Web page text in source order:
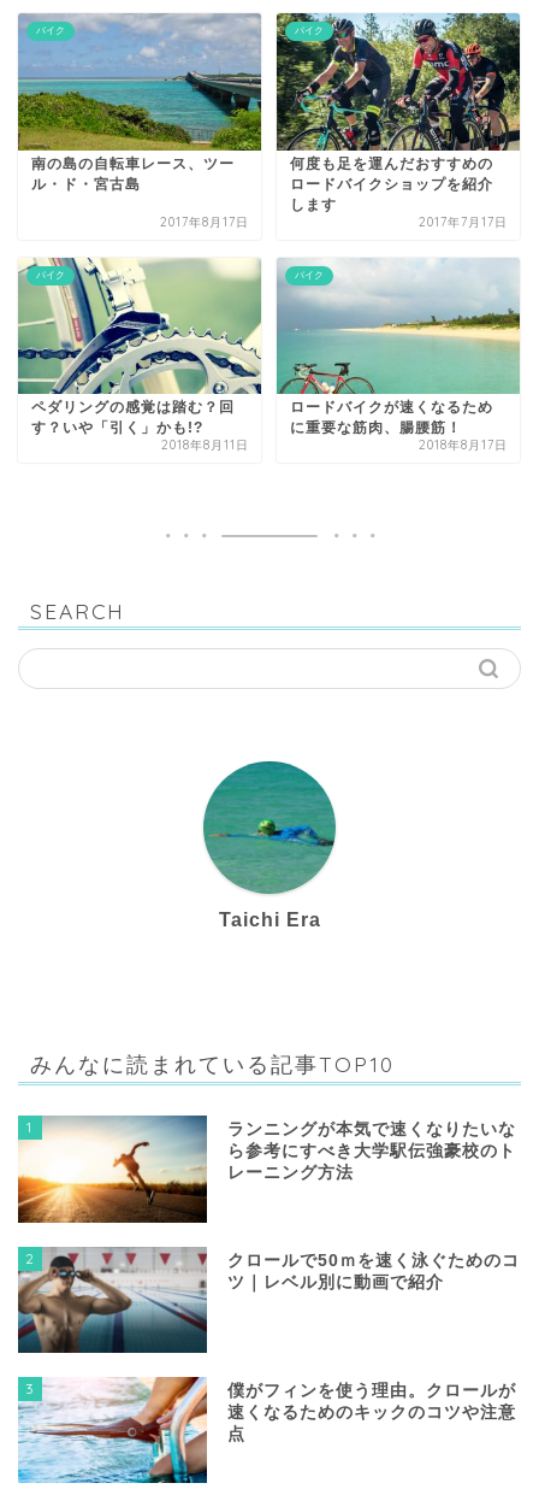
バイク
南の島の自転車レース、ツー
ル・ド・宮古島
2017年8月17日
バイク
何度も足を運んだおすすめの
ロードバイクショップを紹介
します
2017年7月17日
バイク
ペダリングの感覚は踏む？回
す？いや「引く」かも!?
2018年8月11日
バイク
ロードバイクが速くなるため
に重要な筋肉、腸腰筋！
2018年8月17日
SEARCH
Taichi Era
みんなに読まれている記事TOP10
1
ランニングが本気で速くなりたいな
ら参考にすべき大学駅伝強豪校のト
レーニング方法
2
クロールで50ｍを速く泳ぐためのコ
ツ｜レベル別に動画で紹介
3
僕がフィンを使う理由。クロールが
速くなるためのキックのコツや注意
点